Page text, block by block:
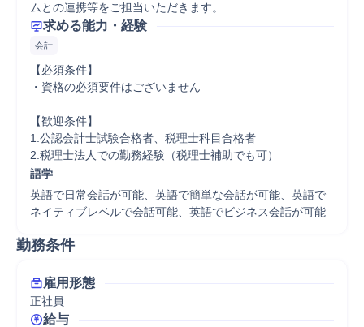
ムとの連携等をご担当いただきます。
求める能力・経験
会計
【必須条件】
・資格の必須要件はございません
【歓迎条件】
1.公認会計士試験合格者、税理士科目合格者
2.税理士法人での勤務経験（税理士補助でも可）
語学
英語で日常会話が可能、英語で簡単な会話が可能、英語で
ネイティブレベルで会話可能、英語でビジネス会話が可能
勤務条件
雇用形態
正社員
給与